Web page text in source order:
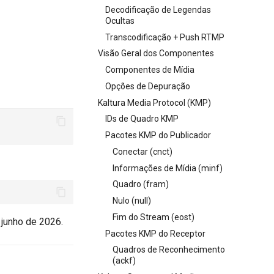
Decodificação de Legendas
Ocultas
Transcodificação + Push RTMP
Visão Geral dos Componentes
Componentes de Mídia
Opções de Depuração
Kaltura Media Protocol (KMP)
IDs de Quadro KMP
Pacotes KMP do Publicador
Conectar (cnct)
Informações de Mídia (minf)
Quadro (fram)
Nulo (null)
Fim do Stream (eost)
Pacotes KMP do Receptor
Quadros de Reconhecimento
(ackf)
de 2026.